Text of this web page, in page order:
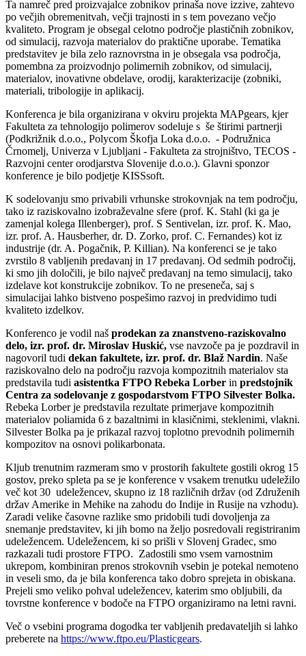
Ta namreč pred proizvajalce zobnikov prinaša nove izzive, zahtevo
po večjih obremenitvah, večji trajnosti in s tem povezano večjo
kvaliteto. Program je obsegal celotno področje plastičnih zobnikov,
od simulacij, razvoja materialov do praktične uporabe. Tematika
predstavitev je bila zelo raznovrstna in je obsegala vsa področja,
pomembna za proizvodnjo polimernih zobnikov, od simulacij,
materialov, inovativne obdelave, orodij, karakterizacije (zobniki,
materiali, tribologije in aplikacij.
Konferenca je bila organizirana v okviru projekta MAPgears, kjer
Fakulteta za tehnologijo polimerov sodeluje s še štirimi partnerji
(Podkrižnik d.o.o., Polycom Škofja Loka d.o.o. - Podružnica
Črnomelj, Univerza v Ljubljani - Fakulteta za strojništvo, TECOS -
Razvojni center orodjarstva Slovenije d.o.o.). Glavni sponzor
konference je bilo podjetje KISSsoft.
K sodelovanju smo privabili vrhunske strokovnjak na tem področju,
tako iz raziskovalno izobraževalne sfere (prof. K. Stahl (ki ga je
zamenjal kolega Illenberger), prof. S Sentivelan, izr. prof. K. Mao,
izr. prof. A. Hausberher, dr. D. Zorko, prof. C. Fernandes) kot iz
industrije (dr. A. Pogačnik, P. Killian). Na konferenci se je tako
zvrstilo 8 vabljenih predavanj in 17 predavanj. Od sedmih področij,
ki smo jih določili, je bilo največ predavanj na temo simulacij, tako
izdelave kot konstrukcije zobnikov. To ne preseneča, saj s
simulacijai lahko bistveno pospešimo razvoj in predvidimo tudi
kvaliteto izdelkov.
Konferenco je vodil naš prodekan za znanstveno-raziskovalno
delo, izr. prof. dr. Miroslav Huskić, vse navzoče pa je pozdravil in
nagovoril tudi dekan fakultete, izr. prof. dr. Blaž Nardin. Naše
raziskovalno delo na področju razvoja kompozitnih materialov sta
predstavila tudi asistentka FTPO Rebeka Lorber in predstojnik
Centra za sodelovanje z gospodarstvom FTPO Silvester Bolka.
Rebeka Lorber je predstavila rezultate primerjave kompozitnih
materialov poliamida 6 z bazaltnimi in klasičnimi, steklenimi, vlakni.
Silvester Bolka pa je prikazal razvoj toplotno prevodnih polimernih
kompozitov na osnovi polikarbonata.
Kljub trenutnim razmeram smo v prostorih fakultete gostili okrog 15
gostov, preko spleta pa se je konference v vsakem trenutku udeležilo
več kot 30 udeležencev, skupno iz 18 različnih držav (od Združenih
držav Amerike in Mehike na zahodu do Indije in Rusije na vzhodu).
Zaradi velike časovne razlike smo pridobili tudi dovoljenja za
snemanje predstavitev, ki jih bomo na željo posredovali registriranim
udeležencem. Udeležencem, ki so prišli v Slovenj Gradec, smo
razkazali tudi prostore FTPO. Zadostili smo vsem varnostnim
ukrepom, kombiniran prenos strokovnih vsebin je potekal nemoteno
in veseli smo, da je bila konferenca tako dobro sprejeta in obiskana.
Prejeli smo veliko pohval udeležencev, katerim smo obljubili, da
tovrstne konference v bodoče na FTPO organiziramo na letni ravni.
Več o vsebini programa dogodka ter vabljenih predavateljih si lahko
preberete na https://www.ftpo.eu/Plasticgears.